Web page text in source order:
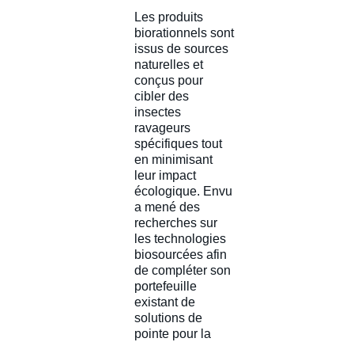
Les produits
biorationnels sont
issus de sources
naturelles et
conçus pour
cibler des
insectes
ravageurs
spécifiques tout
en minimisant
leur impact
écologique. Envu
a mené des
recherches sur
les technologies
biosourcées afin
de compléter son
portefeuille
existant de
solutions de
pointe pour la